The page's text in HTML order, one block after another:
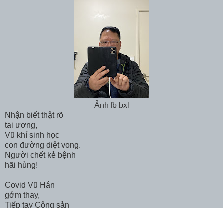
Ảnh fb bxl
Nhận biết thật rõ
tai ương,
Vũ khí sinh học
con đường diệt vong.
Người chết kẻ bệnh
hãi hùng!
Covid Vũ Hán
gớm thay,
Tiếp tay Cộng sản